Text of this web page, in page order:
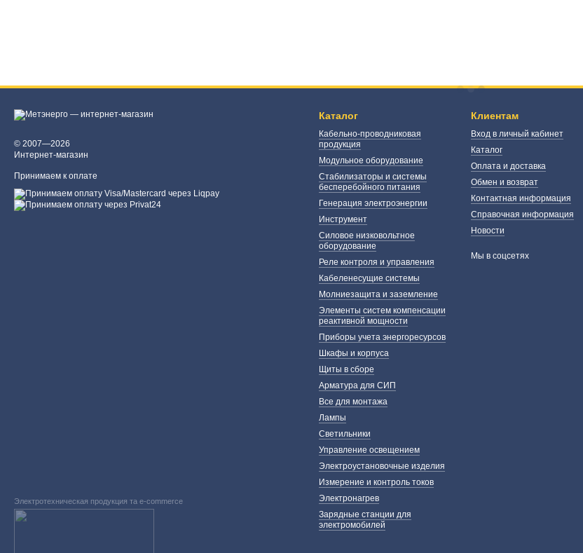
© 2007—2026
Интернет-магазин
Принимаем к оплате
Каталог
Кабельно-проводниковая
продукция
Модульное оборудование
Стабилизаторы и системы
бесперебойного питания
Генерация электроэнергии
Инструмент
Силовое низковольтное
оборудование
Реле контроля и управления
Кабеленесущие системы
Молниезащита и заземление
Элементы систем компенсации
реактивной мощности
Приборы учета энергоресурсов
Шкафы и корпуса
Щиты в сборе
Арматура для СИП
Все для монтажа
Лампы
Светильники
Управление освещением
Электроустановочные изделия
Измерение и контроль токов
Электронагрев
Зарядные станции для
электромобилей
Клиентам
Вход в личный кабинет
Каталог
Оплата и доставка
Обмен и возврат
Контактная информация
Справочная информация
Новости
Мы в соцсетях
Электротехническая продукция та e-commerce